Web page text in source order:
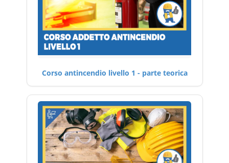
Corso antincendio livello 1 - parte teorica